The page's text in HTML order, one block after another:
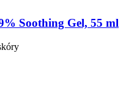
Soothing Gel, 55 ml